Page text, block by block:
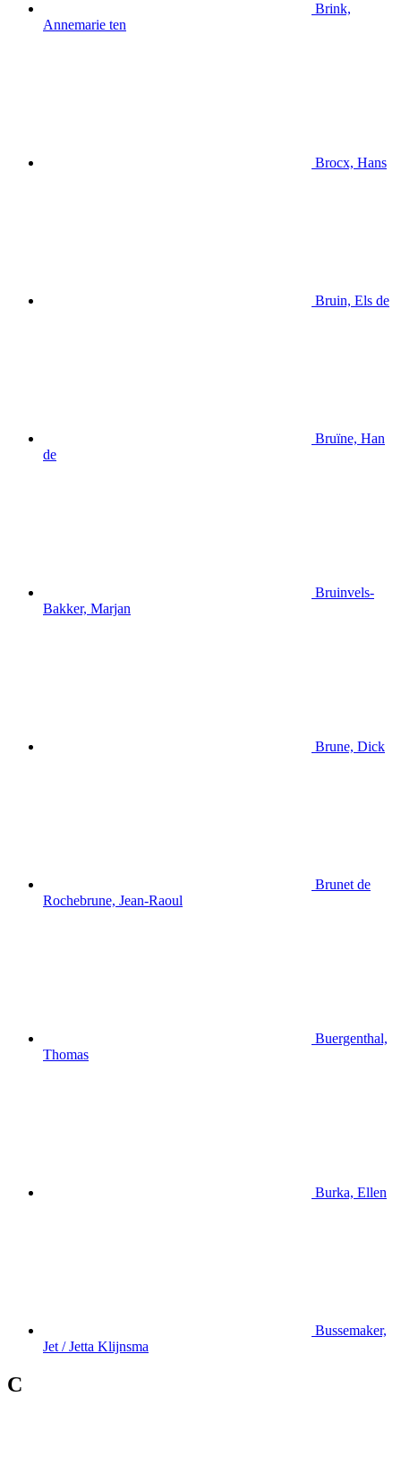
Brink,
Annemarie ten
Brocx, Hans
Bruin, Els de
Bruïne, Han
de
Bruinvels-
Bakker, Marjan
Brune, Dick
Brunet de
Rochebrune, Jean-Raoul
Buergenthal,
Thomas
Burka, Ellen
Bussemaker,
Jet / Jetta Klijnsma
C